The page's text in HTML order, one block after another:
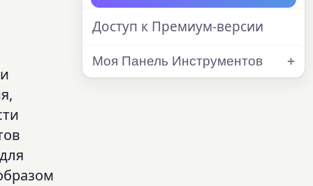
Доступ к Премиум-версии
Моя Панель Инструментов